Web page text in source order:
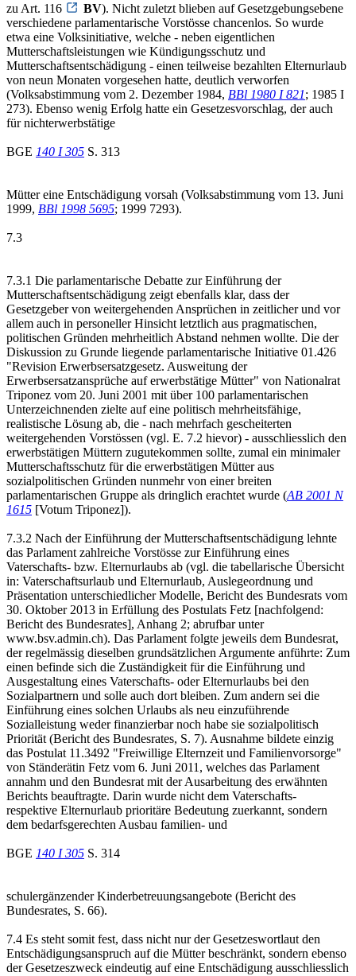
zu Art. 116
BV). Nicht zuletzt blieben auf Gesetzgebungsebene
verschiedene parlamentarische Vorstösse chancenlos. So wurde
etwa eine Volksinitiative, welche - neben eigentlichen
Mutterschaftsleistungen wie Kündigungsschutz und
Mutterschaftsentschädigung - einen teilweise bezahlten Elternurlaub
von neun Monaten vorgesehen hatte, deutlich verworfen
(Volksabstimmung vom 2. Dezember 1984, BBl 1980 I 821; 1985 I
273). Ebenso wenig Erfolg hatte ein Gesetzesvorschlag, der auch
für nichterwerbstätige
BGE 140 I 305 S. 313
Mütter eine Entschädigung vorsah (Volksabstimmung vom 13. Juni
1999, BBl 1998 5695; 1999 7293).
7.3
7.3.1 Die parlamentarische Debatte zur Einführung der
Mutterschaftsentschädigung zeigt ebenfalls klar, dass der
Gesetzgeber von weitergehenden Ansprüchen in zeitlicher und vor
allem auch in personeller Hinsicht letztlich aus pragmatischen,
politischen Gründen mehrheitlich Abstand nehmen wollte. Die der
Diskussion zu Grunde liegende parlamentarische Initiative 01.426
"Revision Erwerbsersatzgesetz. Ausweitung der
Erwerbsersatzansprüche auf erwerbstätige Mütter" von Nationalrat
Triponez vom 20. Juni 2001 mit über 100 parlamentarischen
Unterzeichnenden zielte auf eine politisch mehrheitsfähige,
realistische Lösung ab, die - nach mehrfach gescheiterten
weitergehenden Vorstössen (vgl. E. 7.2 hievor) - ausschliesslich den
erwerbstätigen Müttern zugutekommen sollte, zumal ein minimaler
Mutterschaftsschutz für die erwerbstätigen Mütter aus
sozialpolitischen Gründen nunmehr von einer breiten
parlamentarischen Gruppe als dringlich erachtet wurde (AB 2001 N
1615 [Votum Triponez]).
7.3.2 Nach der Einführung der Mutterschaftsentschädigung lehnte
das Parlament zahlreiche Vorstösse zur Einführung eines
Vaterschafts- bzw. Elternurlaubs ab (vgl. die tabellarische Übersicht
in: Vaterschaftsurlaub und Elternurlaub, Auslegeordnung und
Präsentation unterschiedlicher Modelle, Bericht des Bundesrats vom
30. Oktober 2013 in Erfüllung des Postulats Fetz [nachfolgend:
Bericht des Bundesrates], Anhang 2; abrufbar unter
www.bsv.admin.ch). Das Parlament folgte jeweils dem Bundesrat,
der regelmässig dieselben grundsätzlichen Argumente anführte: Zum
einen befinde sich die Zuständigkeit für die Einführung und
Ausgestaltung eines Vaterschafts- oder Elternurlaubs bei den
Sozialpartnern und solle auch dort bleiben. Zum andern sei die
Einführung eines solchen Urlaubs als neu einzuführende
Sozialleistung weder finanzierbar noch habe sie sozialpolitisch
Priorität (Bericht des Bundesrates, S. 7). Ausnahme bildete einzig
das Postulat 11.3492 "Freiwillige Elternzeit und Familienvorsorge"
von Ständerätin Fetz vom 6. Juni 2011, welches das Parlament
annahm und den Bundesrat mit der Ausarbeitung des erwähnten
Berichts beauftragte. Darin wurde nicht dem Vaterschafts-
respektive Elternurlaub prioritäre Bedeutung zuerkannt, sondern
dem bedarfsgerechten Ausbau familien- und
BGE 140 I 305 S. 314
schulergänzender Kinderbetreuungsangebote (Bericht des
Bundesrates, S. 66).
7.4 Es steht somit fest, dass nicht nur der Gesetzeswortlaut den
Entschädigungsanspruch auf die Mütter beschränkt, sondern ebenso
der Gesetzeszweck eindeutig auf eine Entschädigung ausschliesslich